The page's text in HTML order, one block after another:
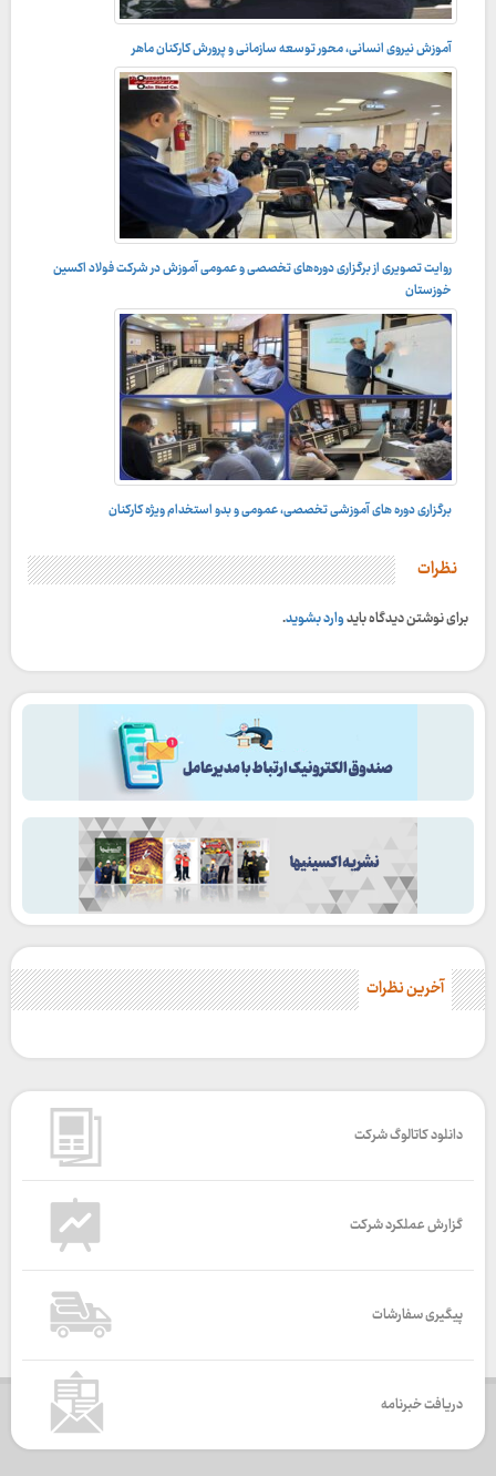
مدیر آموزش فولاد اکسین عنوان کرد:
آموزش نیروی انسانی، محور توسعه سازمانی و پرورش کارکنان ماهر
حرکت راهبردی فولاد اکسین در توسعه سرمایه انسانی؛
روایت تصویری از برگزاری دوره‌های تخصصی و عمومی آموزش در شرکت فولاد اکسین
خوزستان
برگزاری دوره های آموزشی تخصصی، عمومی و بدو استخدام ویژه کارکنان
نظرات
برای نوشتن دیدگاه بایدوارد بشوید.
آخرین نظرات
دانلود کاتالوگ شرکت
گزارش عملکرد شرکت
پیگیری سفارشات
دریافت خبرنامه